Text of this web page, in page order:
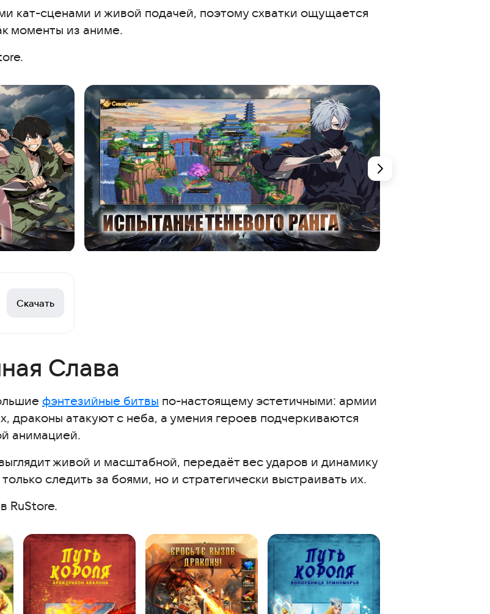
кат-сценами и живой подачей, поэтому схватки ощущается
моменты из аниме.
Скачать
Слава
фэнтезийные битвы по-настоящему эстетичными: армии
драконы атакуют с неба, а умения героев подчеркиваются
анимацией.
живой и масштабной, передаёт вес ударов и динамику
следить за боями, но и стратегически выстраивать их.
в RuStore.